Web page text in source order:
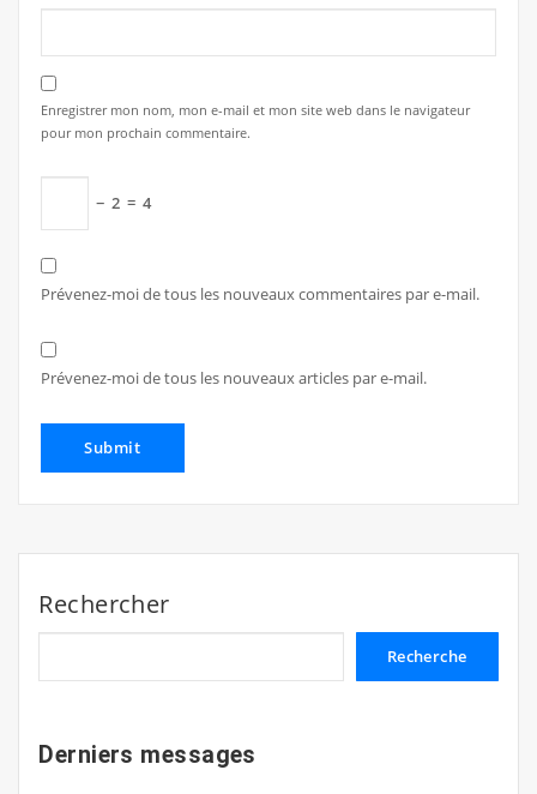
Enregistrer mon nom, mon e-mail et mon site web dans le navigateur
pour mon prochain commentaire.
− 2 = 4
Prévenez-moi de tous les nouveaux commentaires par e-mail.
Prévenez-moi de tous les nouveaux articles par e-mail.
Rechercher
Recherche
Derniers messages